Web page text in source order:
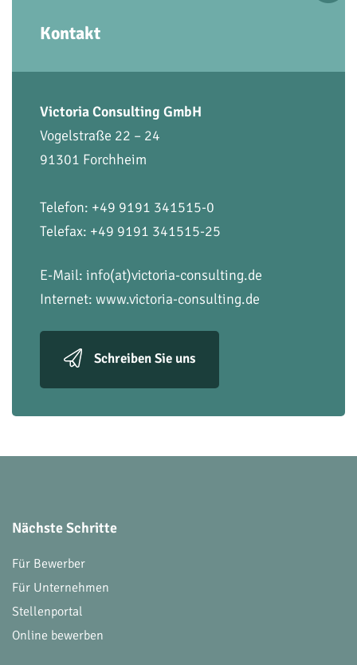
Kontakt
Victoria Consulting GmbH
Vogelstraße 22 – 24
91301 Forchheim
Telefon: +49 9191 341515-0
Telefax: +49 9191 341515-25
E-Mail: info(at)victoria-consulting.de
Internet: www.victoria-consulting.de
Schreiben Sie uns
Nächste Schritte
Für Bewerber
Für Unternehmen
Stellenportal
Online bewerben